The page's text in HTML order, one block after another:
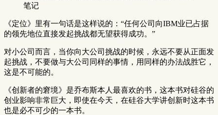
笔记
《定位》里有一句话是这样说的：“任何公司向IBM业已占据
的领先地位直接发起挑战都无望获得成功。”
对小公司而言，当你向大公司挑战的时候，永远不要从正面发
起挑战，不要做与大公司同样的事情，用同样的办法战胜它，
这是不可能的。
《创新者的窘境》是乔布斯本人最喜欢的书，这本书对硅谷的
创业影响非常巨大，即使在今天，在硅谷大学讲创新时这本书
也是必不可少的一本书。